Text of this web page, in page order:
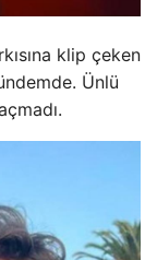
klip çeken
Ünlü